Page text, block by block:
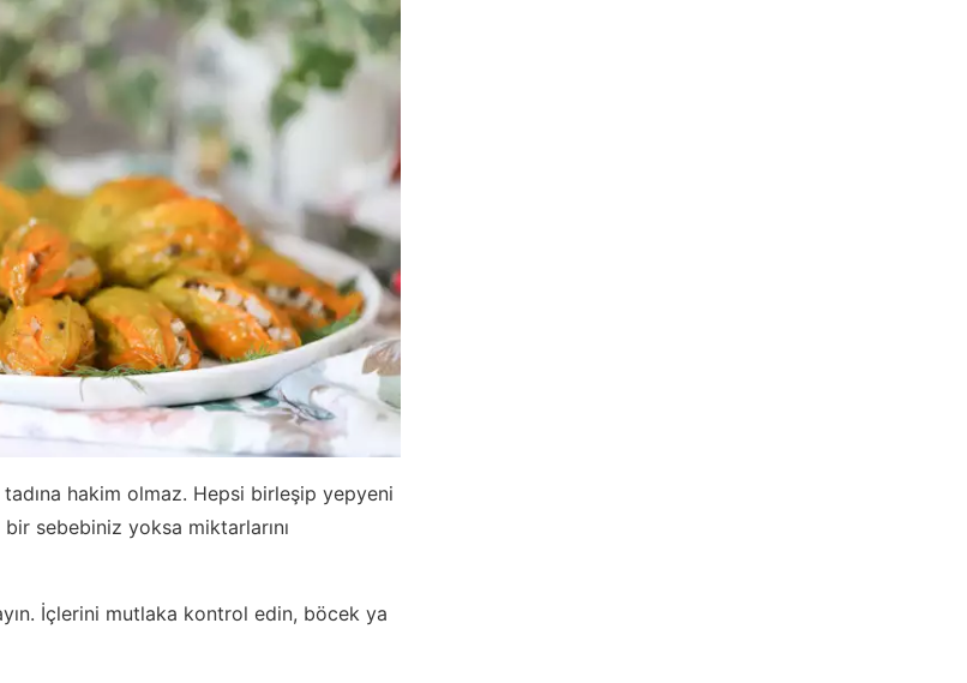
hakim olmaz. Hepsi birleşip yepyeni
sebebiniz yoksa miktarlarını
İçlerini mutlaka kontrol edin, böcek ya